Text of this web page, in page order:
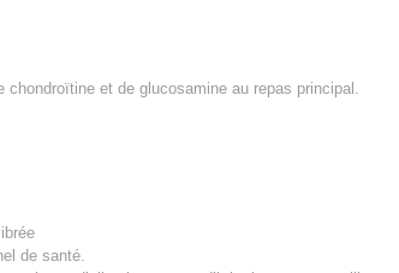
et de glucosamine au repas principal.
de santé.